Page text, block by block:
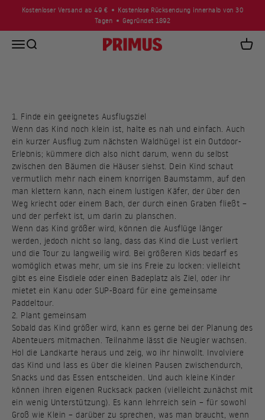
Zum Inhalt springen
Kostenloser Versand ab 49 €
Kostenlose Rücksendung innerhalb von 30
Tagen
Gegründet 1892
Navigationsmenü öffnen
Suche öffnen Primus
Naturen är den bästa lekplatsen, så utomhusaktiviteter med
barn borde vara enkla. Ändå kanske det inte alltid känns
1. Finde ein geeignetes Ausflugsziel
Wenn das Kind noch klein ist, halte es nah und einfach. Auch
ein kurzer Ausflug zum nächsten Waldhügel ist ein Outdoor-
Erlebnis; kümmere dich also nicht darum, wenn du selbst
zwischen den Bäumen die Häuser siehst. Dein Kind schaut
vermutlich mehr nach einem knorrigen Baumstamm, auf den
man klettern kann, nach einem lustigen Käfer, der über den
Weg kriecht oder einem Bach, der durch einen Graben fließt –
und der perfekt ist, um darin zu planschen.
Wenn das Kind größer wird, können die Ausflüge länger
werden, jedoch nicht so lang, dass das Kind die Lust verliert
und die Tour zu langweilig wird. Bei größeren Kids bedarf es
womöglich etwas mehr, um sie ins Freie zu locken: vielleicht
gibt es eine Eisdiele oder einen Badeplatz als Ziel, oder ihr
mietet ein Kanu oder SUP-Board für eine gemeinsame
Paddeltour.
2. Plant gemeinsam
Sobald das Kind größer wird, kann es gerne bei der Planung des
Abenteuers mitmachen. Teilnahme lässt die Neugier wachsen.
Hol die Landkarte heraus und zeig, wo ihr hinwollt. Involviere
das Kind und lass es über die kleinen Pausen zwischendurch,
Snacks und das Essen entscheiden. Und auch kleine Kinder
können ihren eigenen Rucksack packen (vielleicht zunächst mit
ein wenig Unterstützung). Es kann lehrreich sein – für sowohl
Groß wie Klein – darüber zu sprechen, was man braucht, wenn